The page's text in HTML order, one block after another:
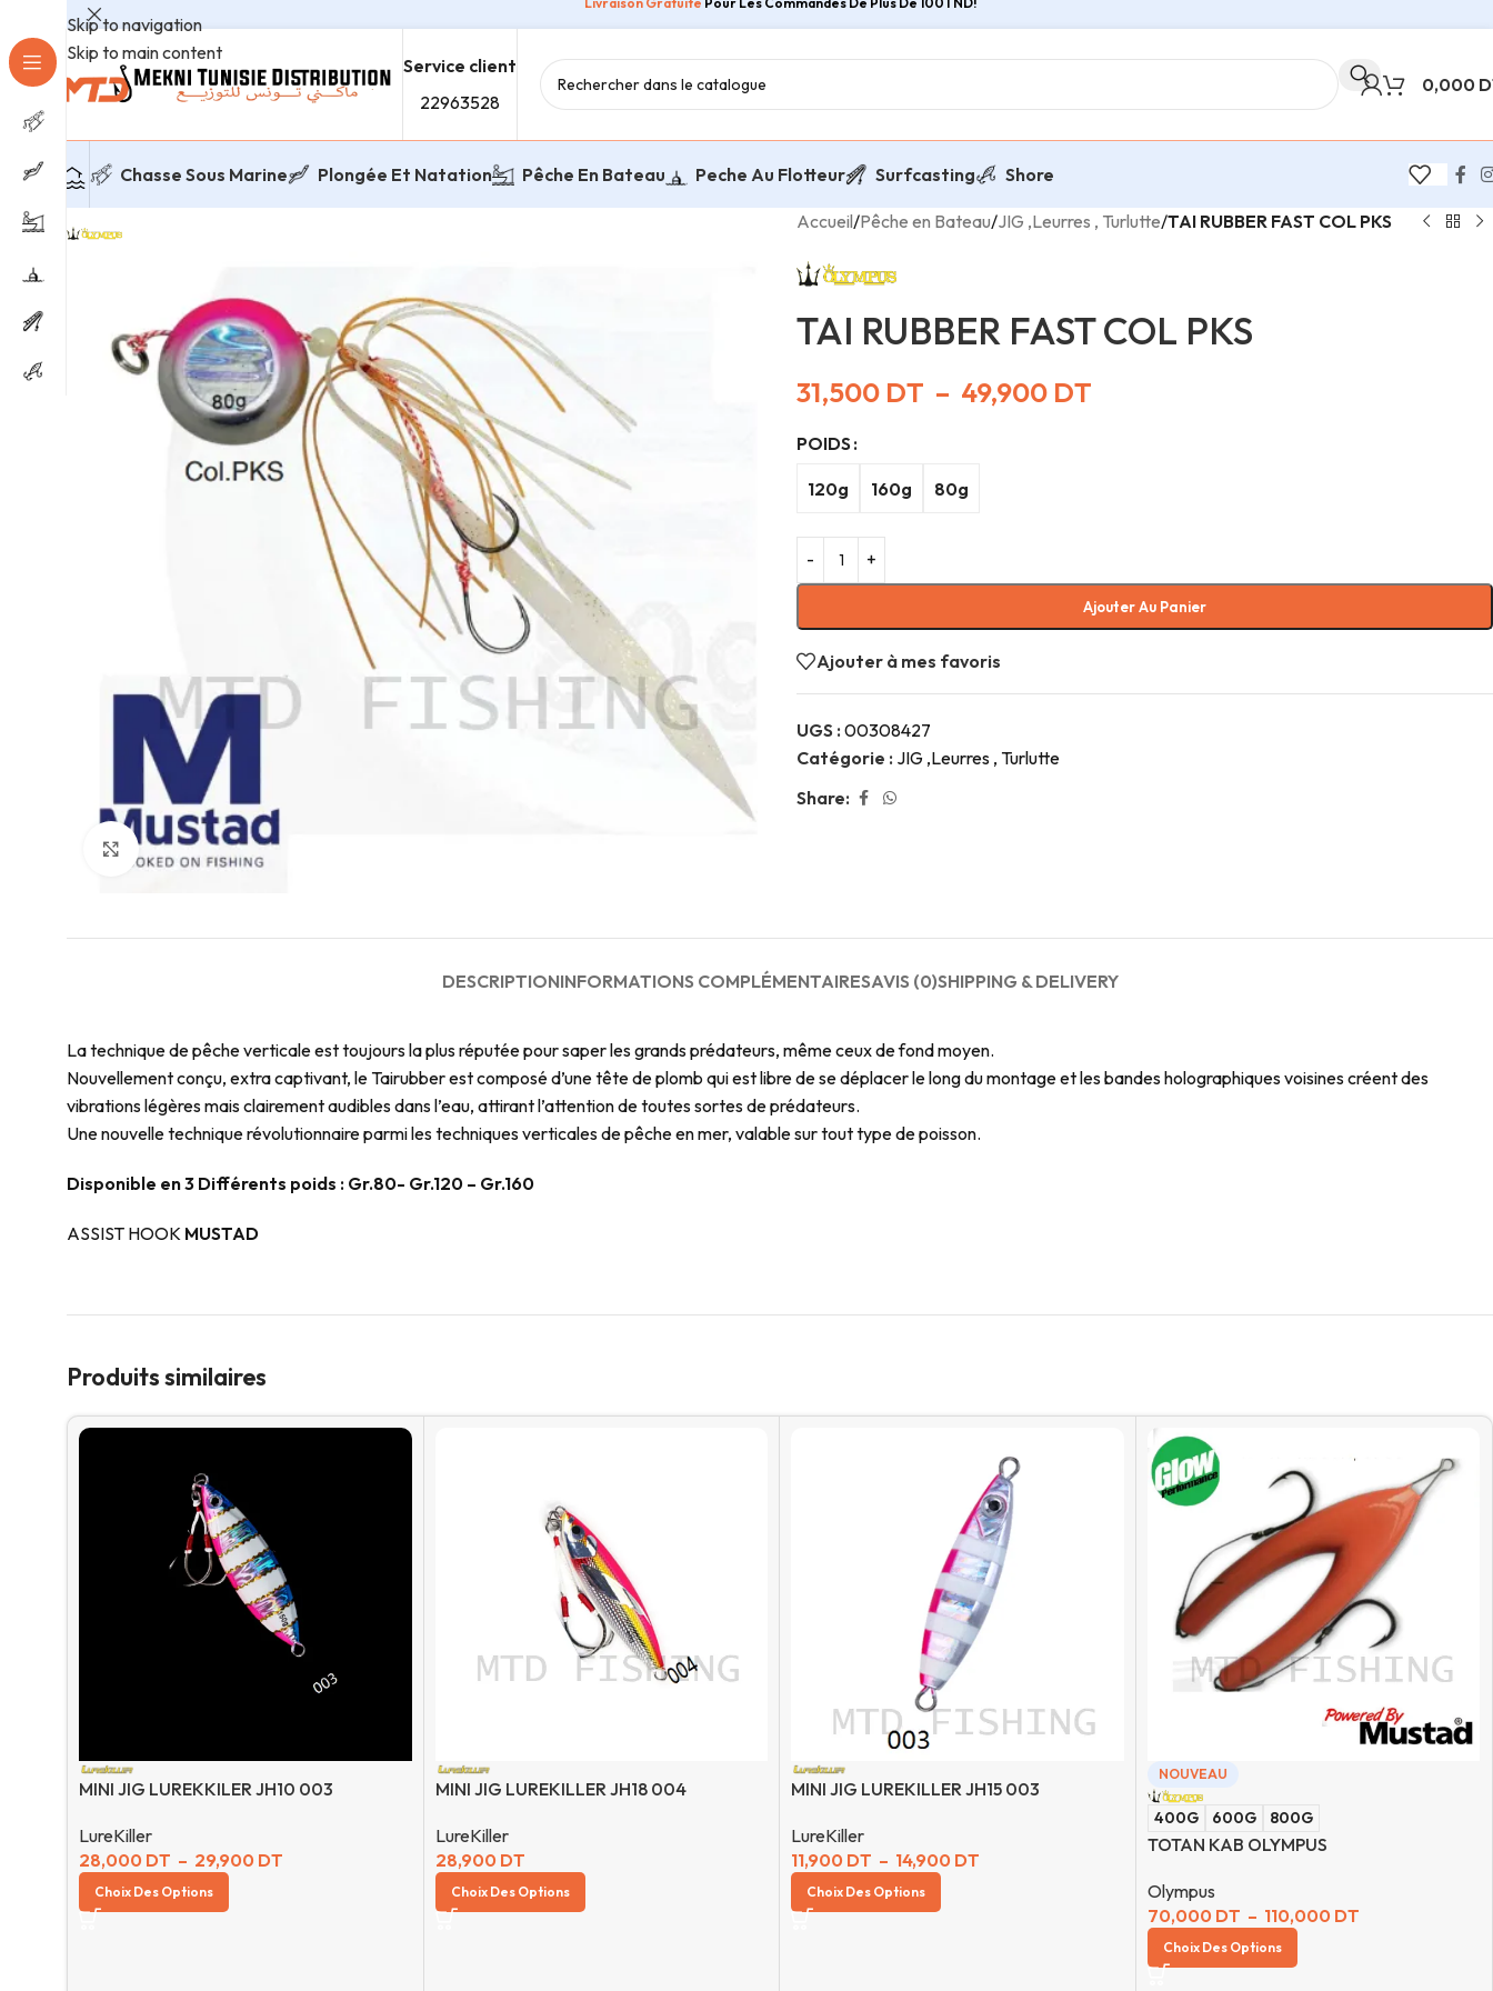
Skip to navigation
Skip to main content
Service client
22963528
0,000
Chasse Sous Marine Plongée Et Natation Pêche En Bateau Peche Au Flotteur Surfcasting Shore
Agrandir
Accueil/Pêche en Bateau/JIG ,Leurres , Turlutte/TAI RUBBER FAST COL PKS
TAI RUBBER FAST COL PKS
31,500 DT – 49,900 DT
POIDS
120g 160g 80g
Ajouter Au Panier
Ajouter à mes favoris
UGS : 00308427
Catégorie : JIG ,Leurres , Turlutte
Share:
DESCRIPTIONINFORMATIONS COMPLÉMENTAIRESAVIS (0)SHIPPING & DELIVERY
La technique de pêche verticale est toujours la plus réputée pour saper les grands prédateurs, même ceux de fond moyen.
Nouvellement conçu, extra captivant, le Tairubber est composé d’une tête de plomb qui est libre de se déplacer le long du montage et les bandes holographiques voisines créent des
vibrations légères mais clairement audibles dans l’eau, attirant l’attention de toutes sortes de prédateurs.
Une nouvelle technique révolutionnaire parmi les techniques verticales de pêche en mer, valable sur tout type de poisson.
Disponible en 3 Différents poids : Gr.80- Gr.120 – Gr.160
ASSIST HOOK MUSTAD
Produits similaires
MINI JIG LUREKKILER JH10 003
LureKiller
28,000 DT – 29,900 DT
Choix Des Options
MINI JIG LUREKILLER JH18 004
LureKiller
28,900 DT
Choix Des Options
MINI JIG LUREKILLER JH15 003
LureKiller
11,900 DT – 14,900 DT
Choix Des Options
NOUVEAU
400G 600G 800G
TOTAN KAB OLYMPUS
Olympus
70,000 DT – 110,000 DT
Choix Des Options